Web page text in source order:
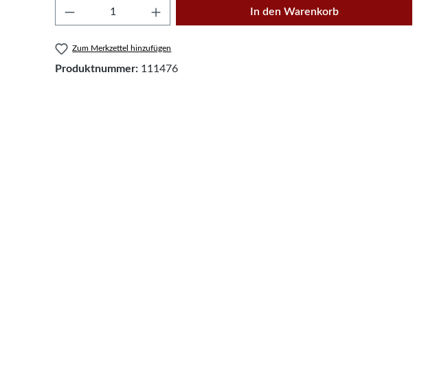
Produkt Anzahl: Gib den gewünschten Wert ein
In den Warenkorb
Zum Merkzettel hinzufügen
Produktnummer: 111476